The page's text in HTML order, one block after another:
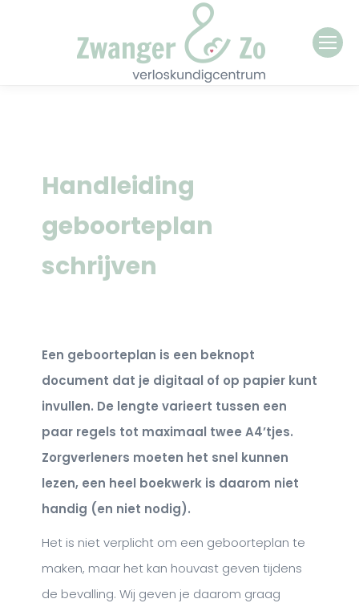
Handleiding
geboorteplan
schrijven
Een geboorteplan is een beknopt
document dat je digitaal of op papier kunt
invullen. De lengte varieert tussen een
paar regels tot maximaal twee A4’tjes.
Zorgverleners moeten het snel kunnen
lezen, een heel boekwerk is daarom niet
handig (en niet nodig).
Het is niet verplicht om een geboorteplan te
maken, maar het kan houvast geven tijdens
de bevalling. Wij geven je daarom graag